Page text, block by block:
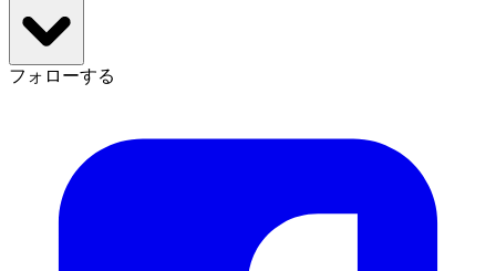
フォローする